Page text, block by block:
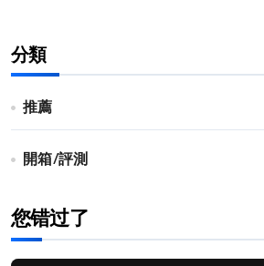
分類
推薦
開箱/評測
您错过了